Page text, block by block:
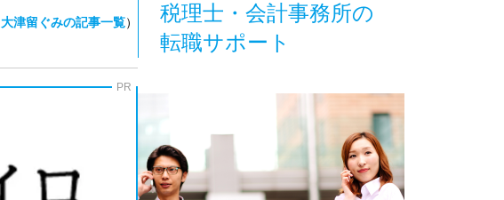
大津留ぐみの記事一覧）
PR
税理士・会計事務所の
転職サポート